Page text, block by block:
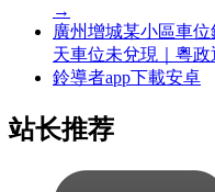
→
廣州增城某小區車
天車位未兌現｜粵政
鈴導者app下載安卓
站长推荐